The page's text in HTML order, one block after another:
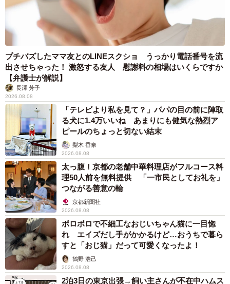
プチバズしたママ友とのLINEスクショ うっかり電話番号を流
出させちゃった！ 激怒する友人 慰謝料の相場はいくらですか
【弁護士が解説】
長澤 芳子
2026.08.08
「テレビより私を見て？」パパの目の前に陣取
る犬に1.4万いいね あまりにも健気な熱烈ア
ピールのちょっと切ない結末
梨木 香奈
2026.08.08
太っ腹！京都の老舗中華料理店がフルコース料
理50人前を無料提供 「一市民としてお礼を」
つながる善意の輪
京都新聞社
2026.08.08
ボロボロで不細工なおじいちゃん猫に一目惚
れ エイズだし手がかかるけど…おうちで暮ら
すと「おじ猫」だって可愛くなったよ！
鶴野 浩己
2026.08.08
2泊3日の東京出張→飼い主さんが不在中ハムス